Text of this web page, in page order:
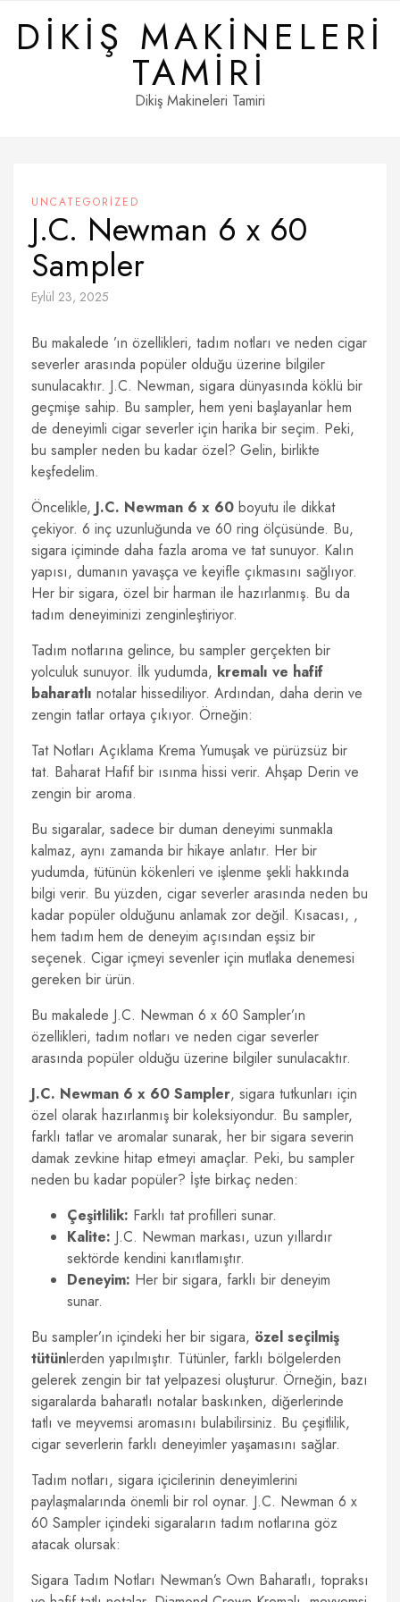
contentDIKIŞ MAKINELERI
TAMIRI
Dikiş Makineleri Tamiri
UNCATEGORIZED
J.C. Newman 6 x 60
Sampler
Eylül 23, 2025
Bu makalede ’ın özellikleri, tadım notları ve neden cigar
severler arasında popüler olduğu üzerine bilgiler
sunulacaktır. J.C. Newman, sigara dünyasında köklü bir
geçmişe sahip. Bu sampler, hem yeni başlayanlar hem
de deneyimli cigar severler için harika bir seçim. Peki,
bu sampler neden bu kadar özel? Gelin, birlikte
keşfedelim.
Öncelikle, J.C. Newman 6 x 60 boyutu ile dikkat
çekiyor. 6 inç uzunluğunda ve 60 ring ölçüsünde. Bu,
sigara içiminde daha fazla aroma ve tat sunuyor. Kalın
yapısı, dumanın yavaşça ve keyifle çıkmasını sağlıyor.
Her bir sigara, özel bir harman ile hazırlanmış. Bu da
tadım deneyiminizi zenginleştiriyor.
Tadım notlarına gelince, bu sampler gerçekten bir
yolculuk sunuyor. İlk yudumda, kremalı ve hafif
baharatlı notalar hissediliyor. Ardından, daha derin ve
zengin tatlar ortaya çıkıyor. Örneğin:
Tat Notları Açıklama Krema Yumuşak ve pürüzsüz bir
tat. Baharat Hafif bir ısınma hissi verir. Ahşap Derin ve
zengin bir aroma.
Bu sigaralar, sadece bir duman deneyimi sunmakla
kalmaz, aynı zamanda bir hikaye anlatır. Her bir
yudumda, tütünün kökenleri ve işlenme şekli hakkında
bilgi verir. Bu yüzden, cigar severler arasında neden bu
kadar popüler olduğunu anlamak zor değil. Kısacası, ,
hem tadım hem de deneyim açısından eşsiz bir
seçenek. Cigar içmeyi sevenler için mutlaka denemesi
gereken bir ürün.
Bu makalede J.C. Newman 6 x 60 Sampler’ın
özellikleri, tadım notları ve neden cigar severler
arasında popüler olduğu üzerine bilgiler sunulacaktır.
J.C. Newman 6 x 60 Sampler, sigara tutkunları için
özel olarak hazırlanmış bir koleksiyondur. Bu sampler,
farklı tatlar ve aromalar sunarak, her bir sigara severin
damak zevkine hitap etmeyi amaçlar. Peki, bu sampler
neden bu kadar popüler? İşte birkaç neden:
Çeşitlilik: Farklı tat profilleri sunar.
Kalite: J.C. Newman markası, uzun yıllardır
sektörde kendini kanıtlamıştır.
Deneyim: Her bir sigara, farklı bir deneyim
sunar.
Bu sampler’ın içindeki her bir sigara, özel seçilmiş
tütünlerden yapılmıştır. Tütünler, farklı bölgelerden
gelerek zengin bir tat yelpazesi oluşturur. Örneğin, bazı
sigaralarda baharatlı notalar baskınken, diğerlerinde
tatlı ve meyvemsi aromasını bulabilirsiniz. Bu çeşitlilik,
cigar severlerin farklı deneyimler yaşamasını sağlar.
Tadım notları, sigara içicilerinin deneyimlerini
paylaşmalarında önemli bir rol oynar. J.C. Newman 6 x
60 Sampler içindeki sigaraların tadım notlarına göz
atacak olursak:
Sigara Tadım Notları Newman’s Own Baharatlı, topraksı